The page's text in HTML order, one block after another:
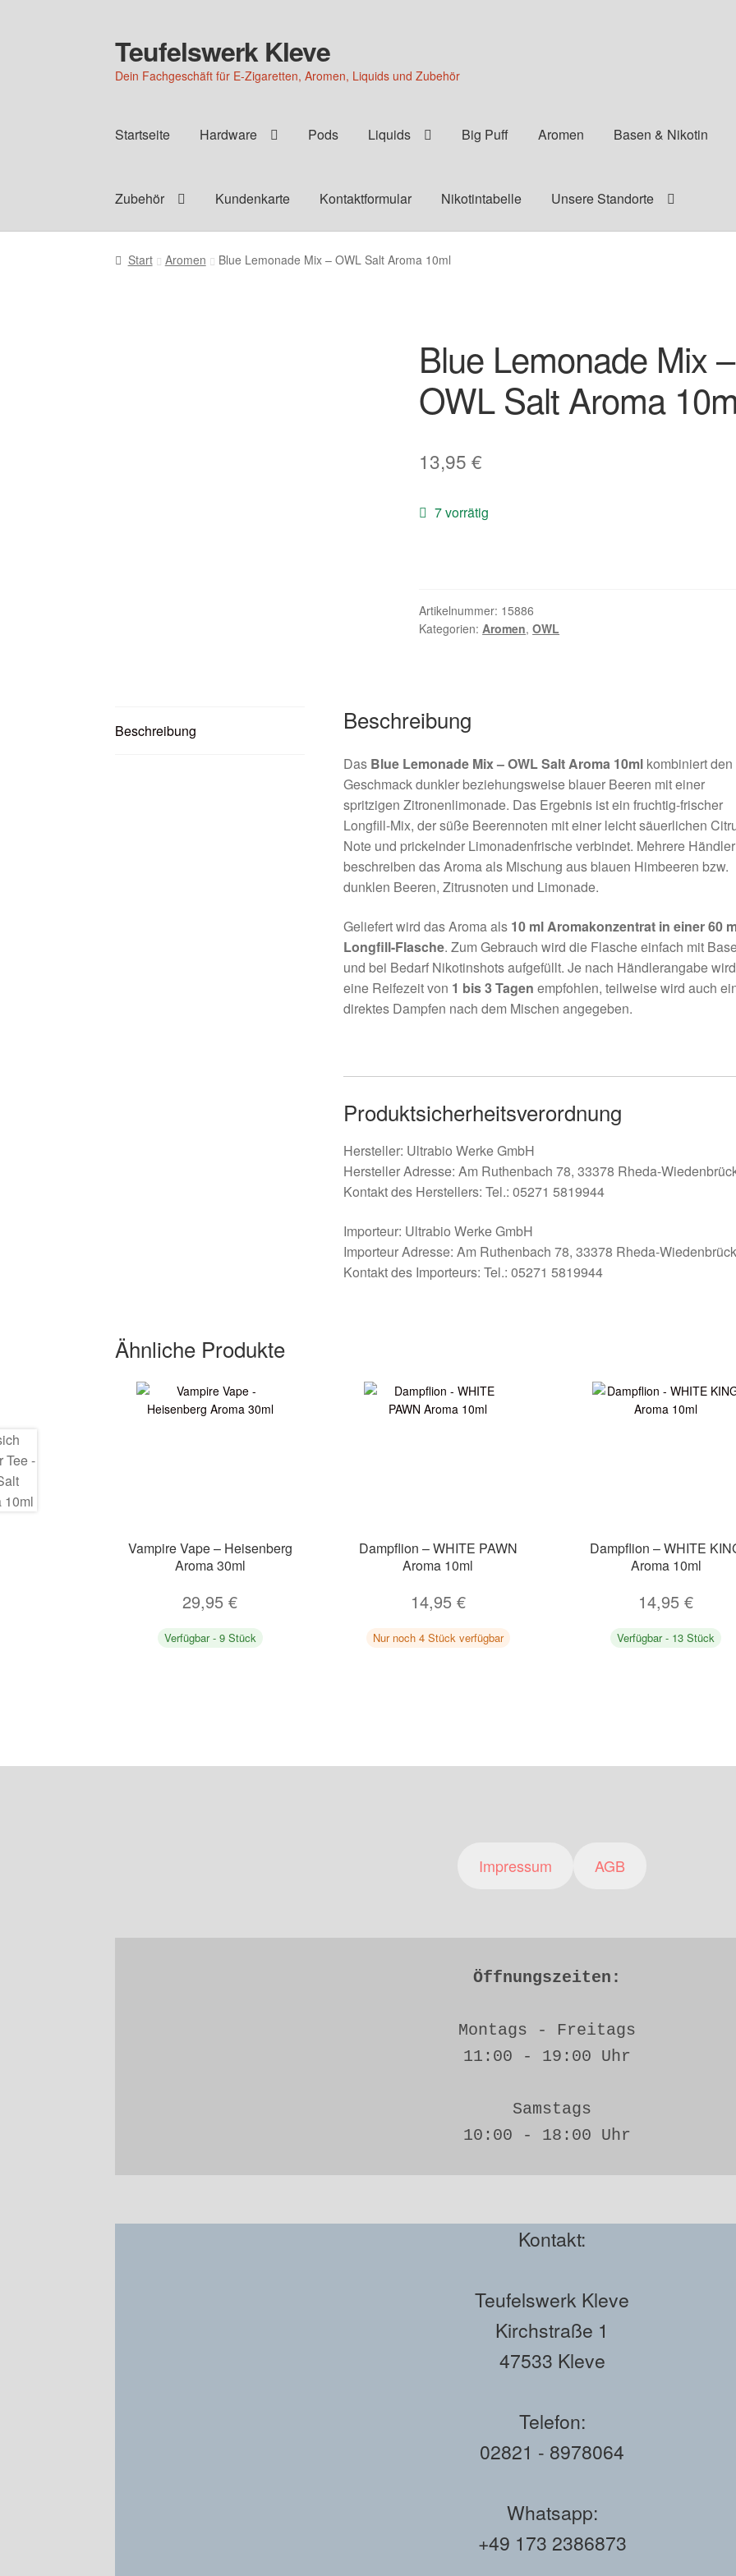
Zur
Navigation
springen
Zum
Inhalt
springen
Teufelswerk Kleve
Dein Fachgeschäft für E-Zigaretten, Aromen, Liquids und Zubehör
Startseite Hardware Pods Liquids Big Puff Aromen Basen & Nikotin
Zubehör Kundenkarte Kontaktformular Nikotintabelle Unsere Standorte
Start Aromen Blue Lemonade Mix – OWL Salt Aroma 10ml
Blue Lemonade Mix –
OWL Salt Aroma
13,95€
7 vorrätig
Artikelnummer: 15886
Kategorien:Aromen,OWL
Beschreibung Beschreibung
Das Blue Lemonade Mix – OWL Salt Aroma 10mlkombiniert den
Geschmack dunkler beziehungsweise blauer Beeren mit einer
spritzigen Zitronenlimonade. Das Ergebnis ist ein fruchtig-frischer
Longfill-Mix, der süße Beerennoten mit einer leicht säuerlichen
Note und prickelnder Limonadenfrische verbindet. Mehrere Händler
beschreiben das Aroma als Mischung aus blauen Himbeeren bzw.
dunklen Beeren, Zitrusnoten und Limonade.
Geliefert wird das Aroma als 10 ml Aromakonzentrat in einer 60
Longfill-Flasche. Zum Gebrauch wird die Flasche einfach mit
und bei Bedarf Nikotinshots aufgefüllt. Je nach Händlerangabe wird
eine Reifezeit von 1 bis 3 Tagen empfohlen, teilweise wird auch
direktes Dampfen nach dem Mischen angegeben.
Produktsicherheitsverordnung
Hersteller: Ultrabio Werke GmbH
Hersteller Adresse: Am Ruthenbach 78, 33378 Rheda-
Kontakt des Herstellers: Tel.: 05271 5819944
Importeur: Ultrabio Werke GmbH
Importeur Adresse: Am Ruthenbach 78, 33378 Rheda-Wiedenbrück
Kontakt des Importeurs: Tel.: 05271 5819944
Ähnliche Produkte
Vampire Vape – Heisenberg
Aroma 30ml
29,95€
Verfügbar - 9 Stück
Dampflion – WHITE PAWN
Aroma 10ml
14,95 €
Nur noch 4 Stück verfügbar
Dampflion – WHITE
Aroma 10ml
14,95€
Verfügbar - 13 Stück
Impressum AGB
Öffnungszeiten:
Montags - Freitags
11:00 - 19:00 Uhr
Samstags
10:00 - 18:00 Uhr
Kontakt:
Teufelswerk Kleve
Kirchstraße 1
47533 Kleve
Telefon:
02821 - 8978064
Whatsapp:
+49 173 2386873